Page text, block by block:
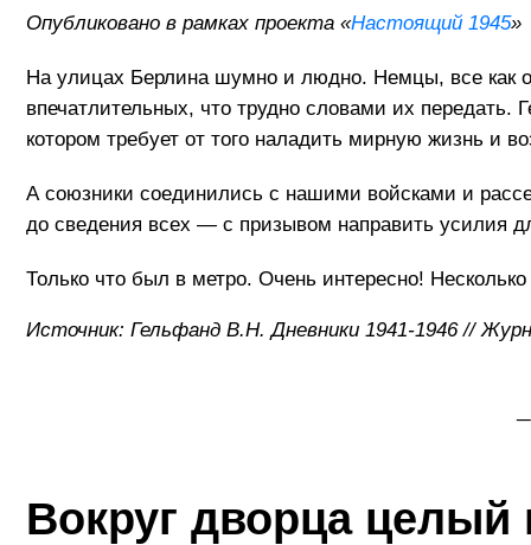
Опубликовано в рамках проекта «Настоящий 1945»
На улицах Берлина шумно и людно. Немцы, все как
впечатлительных, что трудно словами их
котором требует от того наладить мирную жизнь и
А союзники соединились с нашими войсками и
до сведения всех — с призывом направить усилия
Только что был в метро. Очень интересно!
Источник: Гельфанд В.Н. Дневники 1941-1946 //
Вокруг дворца